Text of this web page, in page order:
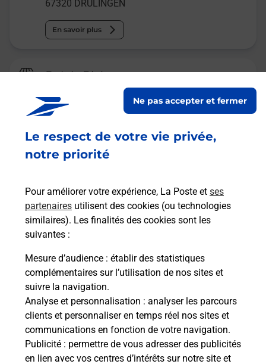
Le respect de votre vie privée,
notre priorité
Pour améliorer votre expérience, La Poste et ses
partenaires utilisent des cookies (ou technologies
similaires). Les finalités des cookies sont les
suivantes :
Mesure d’audience : établir des statistiques
complémentaires sur l’utilisation de nos sites et
suivre la navigation.
Analyse et personnalisation : analyser les parcours
clients et personnaliser en temps réel nos sites et
communications en fonction de votre navigation.
Publicité : permettre de vous adresser des publicités
en lien avec vos centres d’intérêts sur notre site et
Ne pas accepter et fermer
67320 DRULINGEN
En savoir plus
Relais Pickup
CONSIGNE INTERMARCHE
DRULINGEN
Ouvert- jusqu'à
23h59
20 RUE DE WEYER
En savoir plus
Malin !
La Poste
en ligne
Ouvert 24h/24
En savoir plus